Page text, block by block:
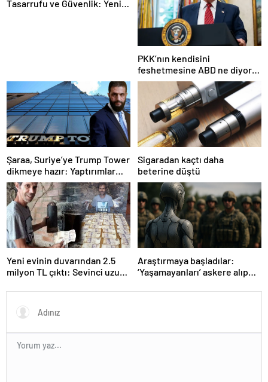
Tasarrufu ve Güvenlik: Yeni
PKK’nın kendisini
feshetmesine ABD ne diyor?
İlk açıklama
Şaraa, Suriye’ye Trump Tower
dikmeye hazır: Yaptırımlar
bitsin yeter
Sigaradan kaçtı daha
beterine düştü
Yeni evinin duvarından 2.5
milyon TL çıktı: Sevinci uzun
Araştırmaya başladılar:
‘Yaşamayanları’ askere alıp